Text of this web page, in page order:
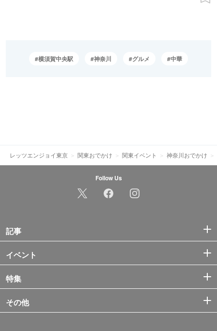
横須賀中央駅 神奈川 グルメ 中華
レッツエンジョイ東京 関東おでかけ 関東イベント 神奈川おでかけ
Follow Us
記事
イベント
特集
その他